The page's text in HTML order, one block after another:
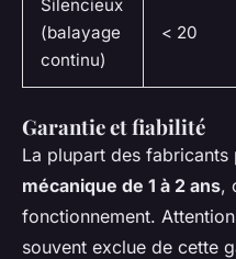
Silencieux
(balayage
continu)
< 20
Garantie et fiabilité
La plupart des fabricants
mécanique de 1 à 2 ans,
fonctionnement.
souvent exclue de cette